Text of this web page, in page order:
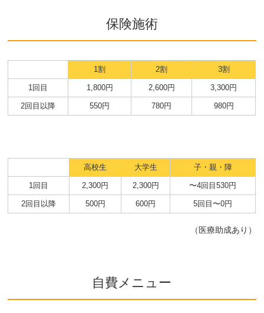
保険施術
1割 2割 3割
1回目 1,800円 2,600円 3,300円
2回目以降 550円 780円 980円
高校生 大学生 子・親・障
1回目 2,300円 2,300円 〜4回目530円
2回目以降 500円 600円 5回目〜0円
（医療助成あり）
自費メニュー